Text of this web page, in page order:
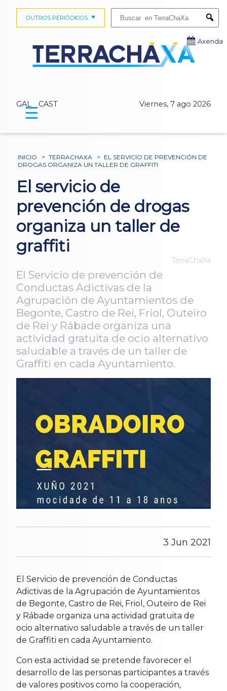
GAL CAST Viernes, 7 ago 2026
OUTROS PERIÓDICOS
Axenda
☰
INICIO > TERRACHAXA > EL SERVICIO DE PREVENCIÓN DE
DROGAS ORGANIZA UN TALLER DE GRAFFITI
El servicio de
prevención de drogas
organiza un taller de
graffiti
TerraChaXa
El Servicio de prevención de
Conductas Adictivas de la
Agrupación de Ayuntamientos de
Begonte, Castro de Rei, Friol, Outeiro
de Rei y Rábade organiza una
actividad gratuita de ocio alternativo
saludable a través de un taller de
Graffiti en cada Ayuntamiento.
3 Jun 2021
El Servicio de prevención de Conductas
Adictivas de la Agrupación de Ayuntamientos
de Begonte, Castro de Rei, Friol, Outeiro de Rei
y Rábade organiza una actividad gratuita de
ocio alternativo saludable a través de un taller
de Graffiti en cada Ayuntamiento.
Con esta actividad se pretende favorecer el
desarrollo de las personas participantes a través
de valores positivos como la cooperación,